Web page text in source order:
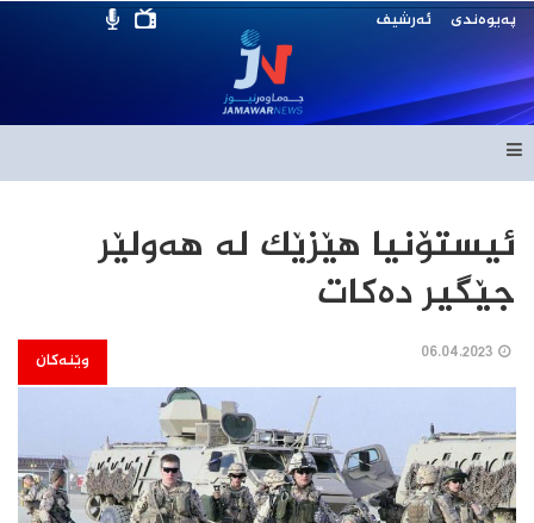
پەیوەندی ئەرشیف
ئیستۆنیا هێزێک لە هەولێر
جێگیر دەکات
وێنەکان